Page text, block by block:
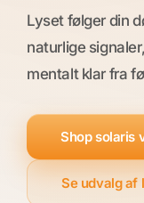
Lyset følger din
naturlige
mentalt klar fra
Shop solaris
Se udvalg af